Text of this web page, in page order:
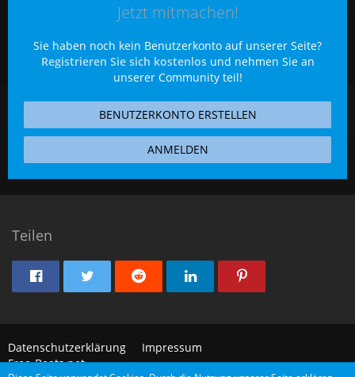
Jetzt mitmachen!
Sie haben noch kein Benutzerkonto auf unserer Seite?
Registrieren Sie sich kostenlosund nehmen Sie an
unserer Community teil!
BENUTZERKONTO ERSTELLEN
ANMELDEN
Teilen
Datenschutzerklärung
Impressum
Free-Beats.net